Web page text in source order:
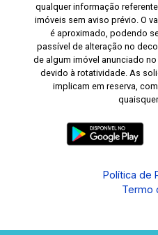
qualquer informação
imóveis sem aviso prévio. O
é aproximado, podendo
passível de alteração no
de algum imóvel anunciado
devido à rotatividade. As
implicam em reserva,
Política de
Termo